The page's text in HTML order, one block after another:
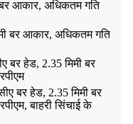
आकार, अधिकतम गति
बर आकार, अधिकतम गति
बर हेड, 2.35 मिमी बर
बर हेड, 2.35 मिमी बर
बाहरी सिंचाई के